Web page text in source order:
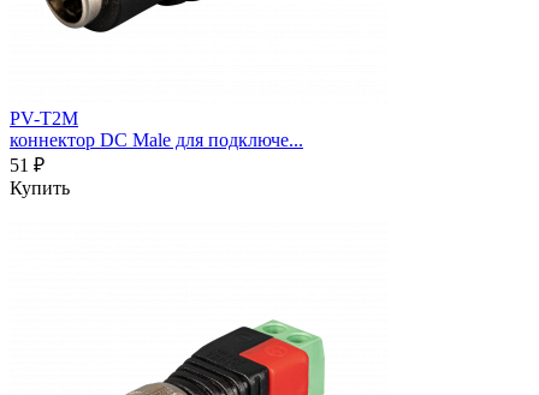
PV-T2M
коннектор DC Male для подключе...
51 ₽
Купить